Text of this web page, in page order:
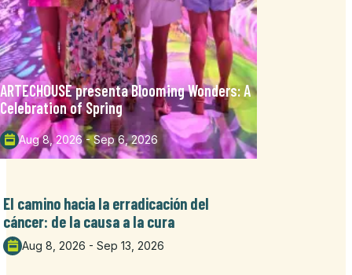
ARTECHOUSE presenta Blooming Wonders: A
Celebration of Spring
Aug 8, 2026 - Sep 6, 2026
El camino hacia la erradicación del
cáncer: de la causa a la cura
Aug 8, 2026 - Sep 13, 2026